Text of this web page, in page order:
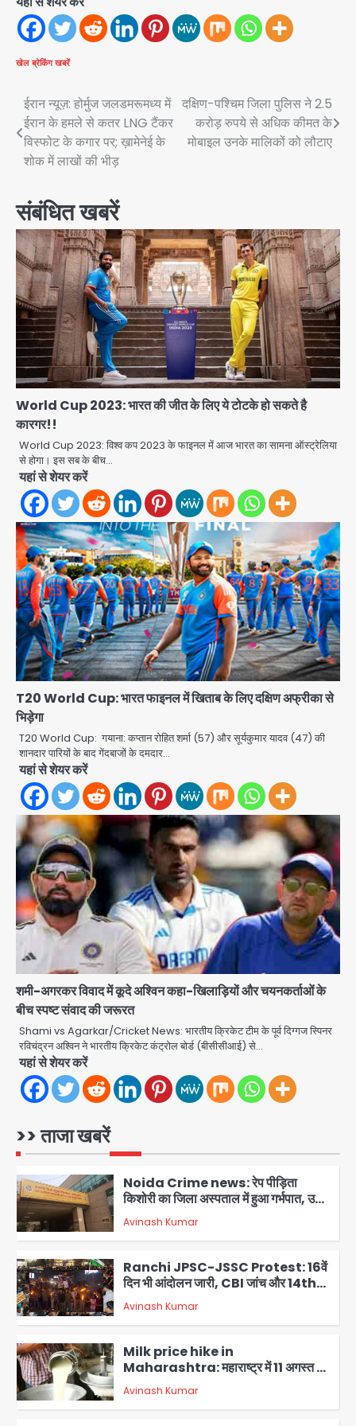
खेल ब्रेकिंग खबरें
Post
navigation
ईरान न्यूज़: होर्मुज जलडमरूमध्य में
ईरान के हमले से कतर LNG टैंकर
विस्फोट के कगार पर; ख़ामेनेई के
शोक में लाखों की भीड़
दक्षिण-पश्चिम जिला पुलिस ने 2.5
करोड़ रुपये से अधिक कीमत के
मोबाइल उनके मालिकों को लौटाए
संबंधित खबरें
World Cup 2023: भारत की जीत के लिए ये टोटके हो सकते है
कारगर!!
World Cup 2023: विश्व कप 2023 के फाइनल में आज भारत का सामना ऑस्ट्रेलिया
से होगा। इस सब के बीच…
यहां से शेयर करें
T20 World Cup: भारत फाइनल में खिताब के लिए दक्षिण अफ्रीका से
भिड़ेगा
T20 World Cup: गयाना: कप्तान रोहित शर्मा (57) और सूर्यकुमार यादव (47) की
शानदार पारियों के बाद गेंदबाजों के दमदार…
यहां से शेयर करें
शमी-अगरकर विवाद में कूदे अश्विन कहा-खिलाड़ियों और चयनकर्ताओं के
बीच स्पष्ट संवाद की जरूरत
Shami vs Agarkar/Cricket News: भारतीय क्रिकेट टीम के पूर्व दिग्गज स्पिनर
रविचंद्रन अश्विन ने भारतीय क्रिकेट कंट्रोल बोर्ड (बीसीसीआई) से…
यहां से शेयर करें
>> ताजा खबरें
2
Noida Crime news: रेप पीड़िता
सेक्टर-49 में महिला को मिली ब्लास्ट की धमकी
Avinash Kumar
3
Ranchi JPSC-JSSC Protest: 16वें
दिन भी आंदोलन जारी, CBI जांच और 14th
Exam रद्द करने की मांग
Avinash Kumar
4
Milk price hike in
Maharashtra: महाराष्ट्र में 11 अगस्त से
दूध के दाम 2 रुपये प्रति लीटर बढ़े
Avinash Kumar
5
Noida Sector-49: सेक्टर-49 में 18
साल की मेड ने की खुदकुशी, शरीर पर नहीं मिली
कोई बाहरी
Noida Crime News: नोएडा सेक्टर-51
मिला
Avinash Kumar
2
किशोरी का जिला अस्पताल में हुआ गर्भपात, उधर
3
Ranchi JPSC-JSSC Protest: 16वें
4
Milk price hike in
Noida Sector-49: सेक्टर-49 में 18